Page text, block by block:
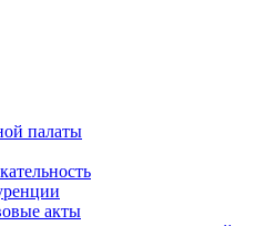
палаты
акты